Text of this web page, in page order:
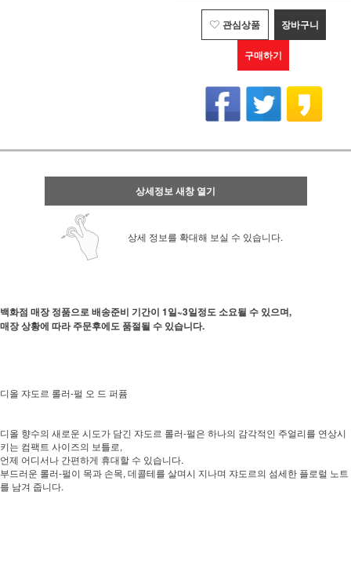
관심상품 장바구니
구매하기
상세정보 새창 열기
상세 정보를 확대해 보실 수 있습니다.
백화점 매장 정품으로 배송준비 기간이 1일~3일정도 소요될 수 있으며,
매장 상황에 따라 주문후에도 품절될 수 있습니다.
디올 쟈도르 롤러-펄 오 드 퍼퓸
디올 향수의 새로운 시도가 담긴 쟈도르 롤러-펄은 하나의 감각적인 주얼리를 연상시
키는 컴팩트 사이즈의 보틀로,
언제 어디서나 간편하게 휴대할 수 있습니다.
부드러운 롤러-펄이 목과 손목, 데콜테를 살며시 지나며 쟈도르의 섬세한 플로럴 노트
를 남겨 줍니다.